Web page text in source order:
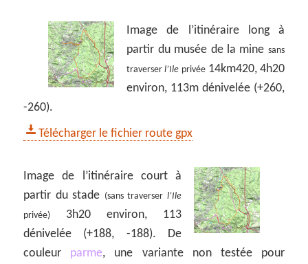
Image de l’itinéraire long à
partir du musée de la mine sans
traverserl’Ile privée14km420, 4h20
environ, 113m dénivelée (+260,
-260).
Télécharger le fichier route gpx
Image de l’itinéraire court à
partir du stade (sans traverser l’Ile
privée)
3h20 environ, 113
dénivelée (+188, -188). De
couleur parme, une variante non testée pour